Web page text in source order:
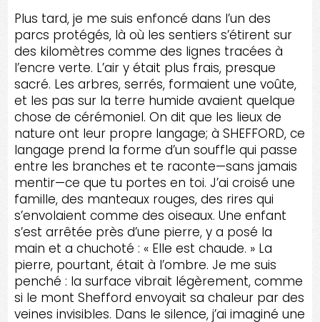
Plus tard, je me suis enfoncé dans l’un des
parcs protégés, là où les sentiers s’étirent sur
des kilomètres comme des lignes tracées à
l’encre verte. L’air y était plus frais, presque
sacré. Les arbres, serrés, formaient une voûte,
et les pas sur la terre humide avaient quelque
chose de cérémoniel. On dit que les lieux de
nature ont leur propre langage; à SHEFFORD, ce
langage prend la forme d’un souffle qui passe
entre les branches et te raconte—sans jamais
mentir—ce que tu portes en toi. J’ai croisé une
famille, des manteaux rouges, des rires qui
s’envolaient comme des oiseaux. Une enfant
s’est arrêtée près d’une pierre, y a posé la
main et a chuchoté : « Elle est chaude. » La
pierre, pourtant, était à l’ombre. Je me suis
penché : la surface vibrait légèrement, comme
si le mont Shefford envoyait sa chaleur par des
veines invisibles. Dans le silence, j’ai imaginé une